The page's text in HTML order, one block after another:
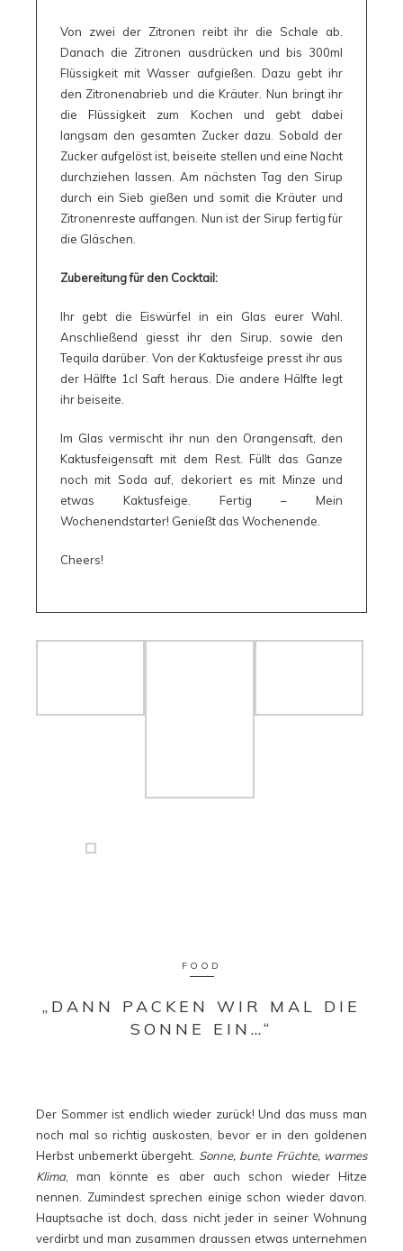
Von zwei der Zitronen reibt ihr die Schale ab.
Danach die Zitronen ausdrücken und bis 300ml
Flüssigkeit mit Wasser aufgießen. Dazu gebt ihr
den Zitronenabrieb und die Kräuter. Nun bringt ihr
die Flüssigkeit zum Kochen und gebt dabei
langsam den gesamten Zucker dazu. Sobald der
Zucker aufgelöst ist, beiseite stellen und eine Nacht
durchziehen lassen. Am nächsten Tag den Sirup
durch ein Sieb gießen und somit die Kräuter und
Zitronenreste auffangen. Nun ist der Sirup fertig für
die Gläschen.
Zubereitung für den Cocktail:
Ihr gebt die Eiswürfel in ein Glas eurer Wahl.
Anschließend giesst ihr den Sirup, sowie den
Tequila darüber. Von der Kaktusfeige presst ihr aus
der Hälfte 1cl Saft heraus. Die andere Hälfte legt
ihr beiseite.
Im Glas vermischt ihr nun den Orangensaft, den
Kaktusfeigensaft mit dem Rest. Füllt das Ganze
noch mit Soda auf, dekoriert es mit Minze und
etwas Kaktusfeige. Fertig – Mein
Wochenendstarter! Genießt das Wochenende.
Cheers!
FOOD
„DANN PACKEN WIR MAL DIE
SONNE EIN…“
Der Sommer ist endlich wieder zurück! Und das muss man
noch mal so richtig auskosten, bevor er in den goldenen
Herbst unbemerkt übergeht. Sonne, bunte Früchte, warmes
Klima, man könnte es aber auch schon wieder Hitze
nennen. Zumindest sprechen einige schon wieder davon.
Hauptsache ist doch, dass nicht jeder in seiner Wohnung
verdirbt und man zusammen draussen etwas unternehmen